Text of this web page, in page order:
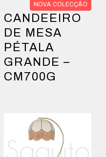
NOVA COLECÇÃO
CANDEEIRO
DE MESA
PÉTALA
GRANDE –
CM700G